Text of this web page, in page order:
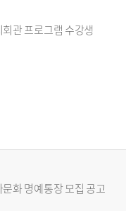
관 프로그램 수강생
화 명예통장 모집 공고